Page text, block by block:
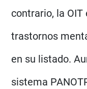
contrario, la OIT
trastornos
en su listado.
sistema